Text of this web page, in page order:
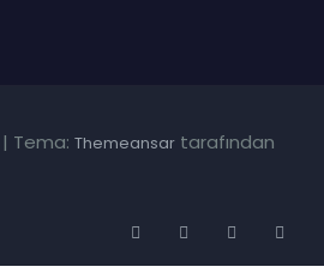
| Tema: Themeansar tarafından